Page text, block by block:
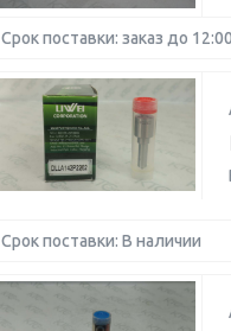
Срок поставки: заказ до
Срок поставки: В наличии